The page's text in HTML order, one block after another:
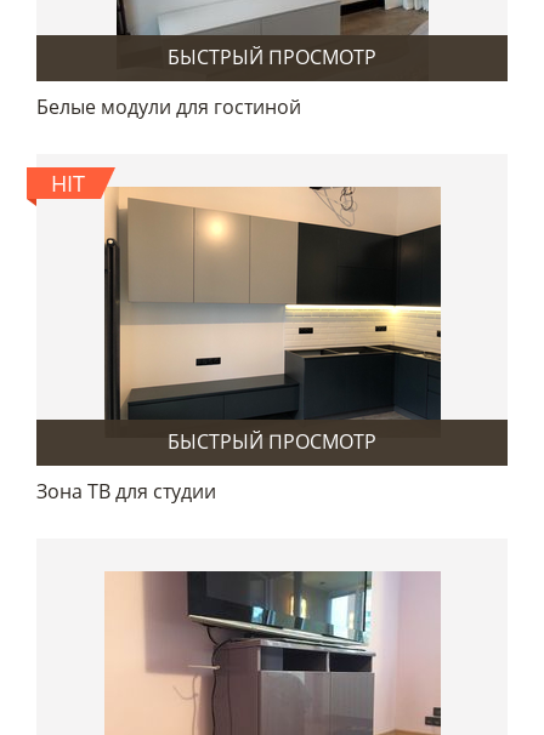
БЫСТРЫЙ ПРОСМОТР
Белые модули для гостиной
БЫСТРЫЙ ПРОСМОТР
Зона ТВ для студии
HIT